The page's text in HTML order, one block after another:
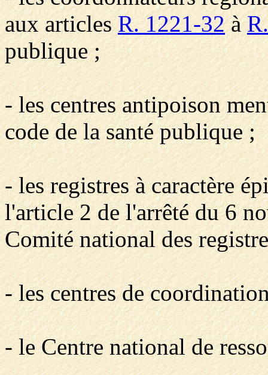
aux articlesR. 1221-32à
publique ;
- les centres antipoison
code de la santé publique ;
- les registres à caractère
l'article 2 de l'arrêté du 6
Comité national des
- les centres de
- le Centre national de